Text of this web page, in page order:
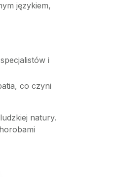
językiem,
i
co czyni
natury.